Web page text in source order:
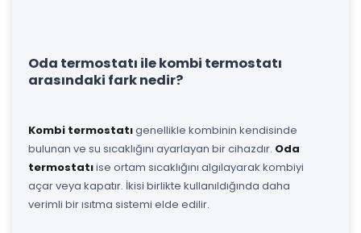
Oda termostatı ile kombi termostatı
arasındaki fark nedir?
Kombi termostatıgenellikle kombinin kendisinde
bulunan ve su sıcaklığını ayarlayan bir cihazdır. Oda
termostatıise ortam sıcaklığını algılayarak kombiyi
açar veya kapatır. İkisi birlikte kullanıldığında daha
verimli bir ısıtma sistemi elde edilir.